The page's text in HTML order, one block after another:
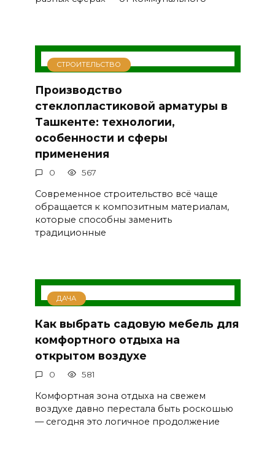
СТРОИТЕЛЬСТВО
Производство
стеклопластиковой арматуры в
Ташкенте: технологии,
особенности и сферы
применения
0 567
Современное строительство всё чаще
обращается к композитным материалам,
которые способны заменить
традиционные
ДАЧА
Как выбрать садовую мебель для
комфортного отдыха на
открытом воздухе
0 581
Комфортная зона отдыха на свежем
воздухе давно перестала быть роскошью
— сегодня это логичное продолжение